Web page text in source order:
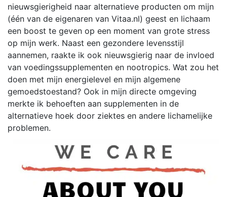
nieuwsgierigheid naar alternatieve producten om mijn
(één van de eigenaren van Vitaa.nl) geest en lichaam
een boost te geven op een moment van grote stress
op mijn werk. Naast een gezondere levensstijl
aannemen, raakte ik ook nieuwsgierig naar de invloed
van voedingssupplementen en nootropics. Wat zou het
doen met mijn energielevel en mijn algemene
gemoedstoestand? Ook in mijn directe omgeving
merkte ik behoeften aan supplementen in de
alternatieve hoek door ziektes en andere lichamelijke
problemen.